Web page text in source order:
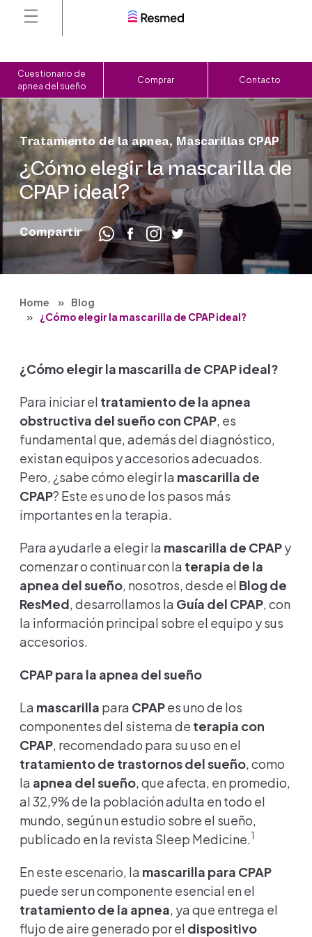
Cuestionario de
apnea del sueño
Comprar Contacto
Tratamiento de la apnea, Mascarillas CPAP
¿Cómo elegir la mascarilla de
CPAP ideal?
Compartir
Home
Blog
¿Cómo elegir la mascarilla de CPAP ideal?
¿Cómo elegir la mascarilla de CPAP ideal?
Para iniciar el tratamiento de la apnea
obstructiva del sueño con CPAP, es
fundamental que, además del diagnóstico,
existan equipos y accesorios adecuados.
Pero, ¿sabe cómo elegir la mascarilla de
CPAP? Este es uno de los pasos más
importantes en la terapia.
Para ayudarle a elegir la mascarilla de CPAPy
comenzar o continuar con la terapia de la
apnea del sueño, nosotros, desde el Blog de
ResMed, desarrollamos la Guía del CPAP, con
la información principal sobre el equipo y sus
accesorios.
CPAP para la apnea del sueño
La mascarilla para CPAPes uno de los
componentesdel sistema de terapia con
CPAP, recomendado para su uso en el
tratamiento de trastornos del sueño, como
la apnea del sueño, que afecta, en promedio,
al 32,9% de la población adulta en todo el
mundo, según un estudio sobre el sueño,
publicado en la revista Sleep Medicine.1
En este escenario, la mascarilla para CPAP
puede ser un componente esencial enel
tratamiento de la apnea, ya que entrega el
flujo de aire generado por el dispositivo